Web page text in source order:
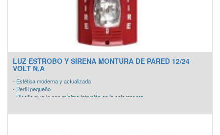
LUZ ESTROBO Y SIRENA MONTURA DE PARED 12/24
VOLT N.A
- Estética moderna y actualizada
- Perfil pequeño
- Diseño plug-in con mínima intrusión en la caja trasera